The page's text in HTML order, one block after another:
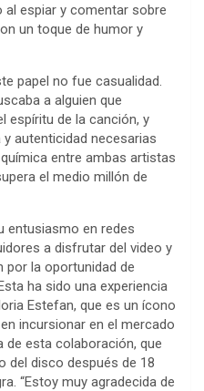
al espiar y comentar sobre
un toque de humor y
papel no fue casualidad.
a alguien que
espíritu de la canción, y
autenticidad necesarias
entre ambas artistas
el medio millón de
entusiasmo en redes
a disfrutar del video y
por la oportunidad de
ha sido una experiencia
Estefan, que es un ícono
incursionar en el mercado
de esta colaboración, que
del disco después de 18
“Estoy muy agradecida de